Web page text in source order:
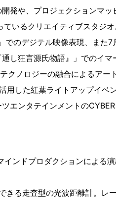
発や、プロジェクションマッ
いるクリエイティブスタジ
でのデジテル映像表現、また7
し狂言源氏物語』」でのイマ
クノロジーの融合によるアー
用した紅葉ライトアップイベ
エンタテインメントのCYBER
ンドプロダクションによる
きる走査型の光波距離計。レ